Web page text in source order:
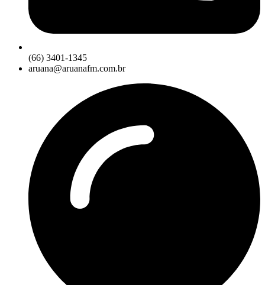
(66) 3401-1345
aruana@aruanafm.com.br